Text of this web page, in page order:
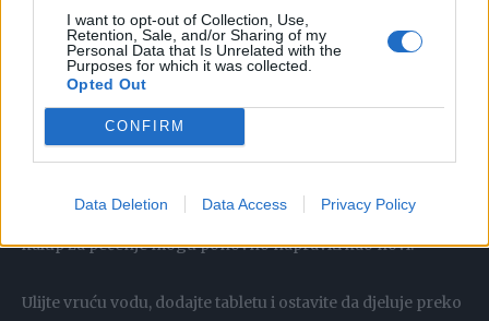
I want to opt-out of Collection, Use,
Retention, Sale, and/or Sharing of my
Personal Data that Is Unrelated with the
Purposes for which it was collected.
Opted Out
CONFIRM
Data Deletion Data Access Privacy Policy
Rezultat će vas ugodno iznenaditi.
Kalup za pečenje kao nov – čak i onaj od kojeg ste htjeli
odustati
Možda je to trenutno najzagađenije mjesto u stanu (nakon
pećnice, naravno).
Zato znajte da se i stari i stvarno grozno izgledajući lim ili
kalup za pečenje mogu ponovno napraviti kao novi.
Ulijte vruću vodu, dodajte tabletu i ostavite da djeluje preko